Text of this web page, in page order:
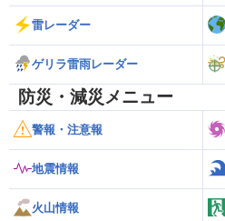
雷レーダー
ゲリラ雷雨レーダー
防災・減災メニュー
警報・注意報
地震情報
火山情報